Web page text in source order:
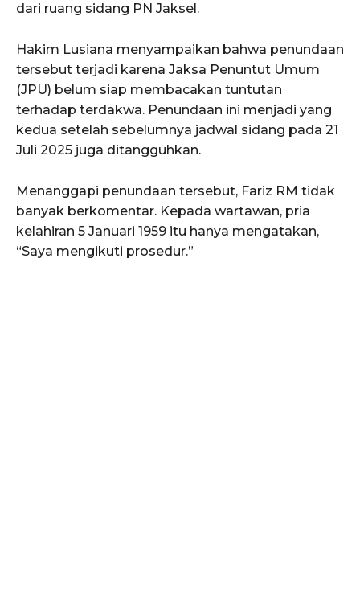
dari ruang sidang PN Jaksel.
Hakim Lusiana menyampaikan bahwa penundaan
tersebut terjadi karena Jaksa Penuntut Umum
(JPU) belum siap membacakan tuntutan
terhadap terdakwa. Penundaan ini menjadi yang
kedua setelah sebelumnya jadwal sidang pada 21
Juli 2025 juga ditangguhkan.
Menanggapi penundaan tersebut, Fariz RM tidak
banyak berkomentar. Kepada wartawan, pria
kelahiran 5 Januari 1959 itu hanya mengatakan,
“Saya mengikuti prosedur.”